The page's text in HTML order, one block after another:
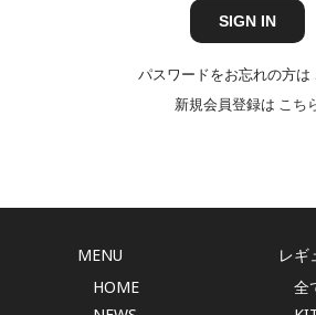
パスワードをお忘れの方は
新規会員登録は こち
MENU
HOME
レギ
全